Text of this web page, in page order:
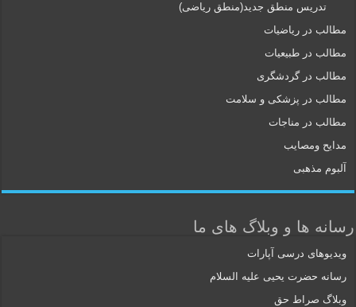
تدریس منطق جدید(منطق ریاضی)
مطالب در ریاضیات
مطالب در طبیعیات
مطالب در گردشگری
مطالب در پزشکی و سلامت
مطالب در مناجات
مدایح ومصایب
آلبوم مذهبی
رسانه ها و وبلاگ های ما
ویدیوهای درسی آپارات
رسانه حضرت یحیی علیه السلام
وبلاگ صراط حق